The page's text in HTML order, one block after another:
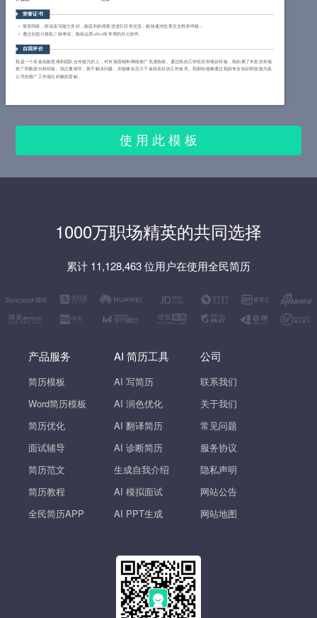
荣誉证书
英语四级，听说读写能力良好，能流利的用英语进行日常交流，能快速浏览英文文档和书籍；
通过全国计算机二级考试，熟练运用office等常用的办公软件。
自我评价
我是一个具备创新思维和团队合作能力的人，对市场营销和网络推广充满热情。通过我的工作经历和项目经验，我积累了丰富的市场
推广和数据分析经验。我注重细节，善于解决问题，并能够在压力下保持良好的工作效率。我期待能够通过我的专业知识和技能为贵
公司的推广工作做出积极的贡献。
使 用 此 模 板
1000万职场精英的共同选择
累计 11,128,463 位用户在使用全民简历
产品服务
简历模板
Word简历模板
简历优化
面试辅导
简历范文
简历教程
全民简历APP
AI 简历工具
AI 写简历
AI 润色优化
AI 翻译简历
AI 诊断简历
生成自我介绍
AI 模拟面试
AI PPT生成
公司
联系我们
关于我们
常见问题
服务协议
隐私声明
网站公告
网站地图